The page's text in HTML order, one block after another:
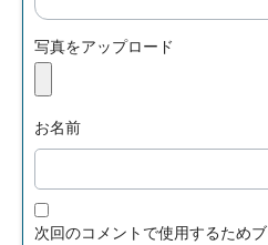
写真をアップロード
お名前
次回のコメントで使用するため